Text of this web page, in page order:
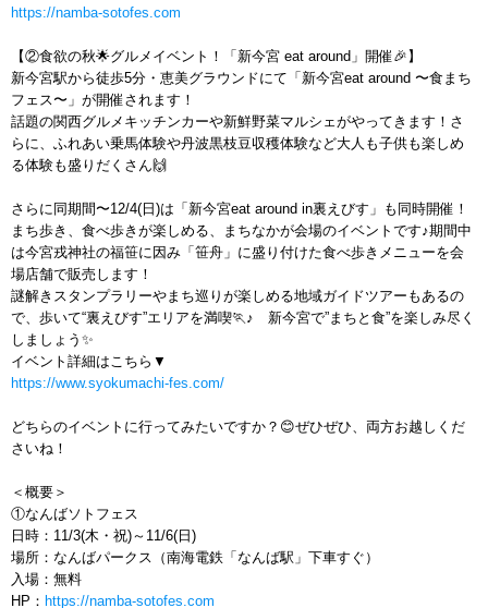
https://namba-sotofes.com
【②食欲の秋🌟グルメイベント！「新今宮 eat around」開催🎉】
新今宮駅から徒歩5分・恵美グラウンドにて「新今宮eat around 〜食まち
フェス〜」が開催されます！
話題の関西グルメキッチンカーや新鮮野菜マルシェがやってきます！さ
らに、ふれあい乗馬体験や丹波黒枝豆収穫体験など大人も子供も楽しめ
る体験も盛りだくさん🙌
さらに同期間〜12/4(日)は「新今宮eat around in裏えびす」も同時開催！
まち歩き、食べ歩きが楽しめる、まちなかが会場のイベントです♪期間中
は今宮戎神社の福笹に因み「笹舟」に盛り付けた食べ歩きメニューを会
場店舗で販売します！
謎解きスタンプラリーやまち巡りが楽しめる地域ガイドツアーもあるの
で、歩いて“裏えびす”エリアを満喫🏃♪ 新今宮で”まちと食”を楽しみ尽く
しましょう✨
イベント詳細はこちら▼
https://www.syokumachi-fes.com/
どちらのイベントに行ってみたいですか？😊ぜひぜひ、両方お越しくだ
さいね！
＜概要＞
①なんばソトフェス
日時：11/3(木・祝)～11/6(日)
場所：なんばパークス（南海電鉄「なんば駅」下車すぐ）
入場：無料
HP： https://namba-sotofes.com